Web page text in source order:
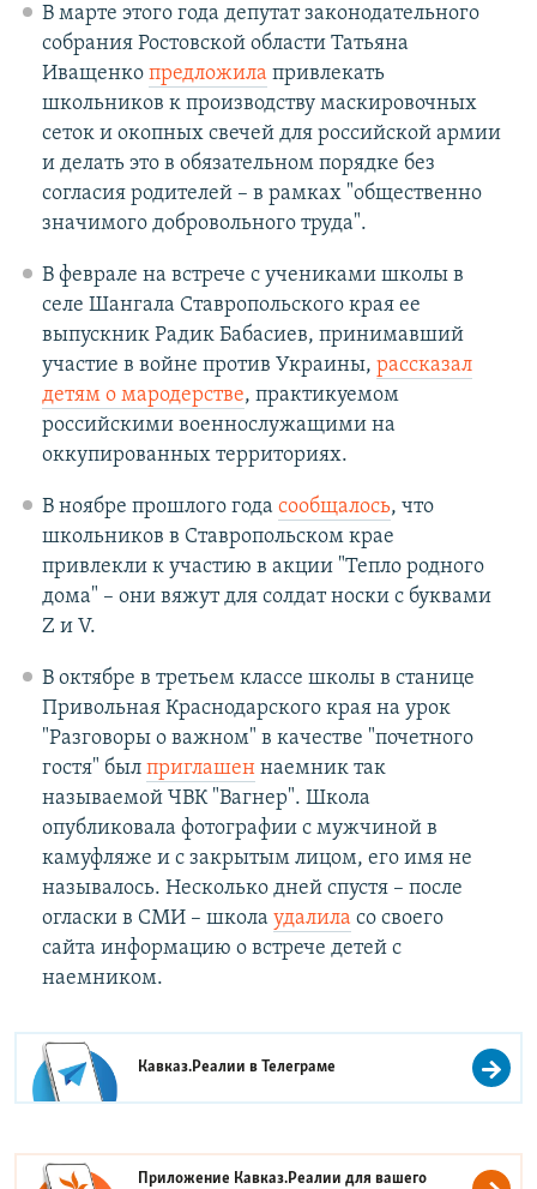
В марте этого года депутат законодательного
собрания Ростовской области Татьяна
Иващенко предложила привлекать
школьников к производству маскировочных
сеток и окопных свечей для российской армии
и делать это в обязательном порядке без
согласия родителей – в рамках "общественно
значимого добровольного труда".
В феврале на встрече с учениками школы в
селе Шангала Ставропольского края ее
выпускник Радик Бабасиев, принимавший
участие в войне против Украины, рассказал
детям о мародерстве, практикуемом
российскими военнослужащими на
оккупированных территориях.
В ноябре прошлого года сообщалось, что
школьников в Ставропольском крае
привлекли к участию в акции "Тепло родного
дома" – они вяжут для солдат носки с буквами
Z и V.
В октябре в третьем классе школы в станице
Привольная Краснодарского края на урок
"Разговоры о важном" в качестве "почетного
гостя" был приглашеннаемник так
называемой ЧВК "Вагнер". Школа
опубликовала фотографии с мужчиной в
камуфляже и с закрытым лицом, его имя не
называлось. Несколько дней спустя – после
огласки в СМИ – школа удалила со своего
сайта информацию о встрече детей с
наемником.
Кавказ.Реалии вТелеграме
Приложение Кавказ.Реалии для вашего